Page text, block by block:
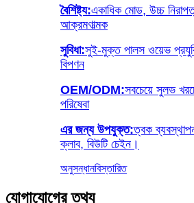
বৈশিষ্ট্য:একাধিক মোড, উচ্চ
আক্রমণাত্মক
সুবিধা:সুই-মুক্ত পালস ওয়েভ
বিপণন
OEM/ODM:সবচেয়ে সুলভ
পরিষেবা
এর জন্য উপযুক্ত:ত্বক
ক্লাব, বিউটি চেইন।
অনুসন্ধানবিস্তারিত
যোগাযোগের তথ্য